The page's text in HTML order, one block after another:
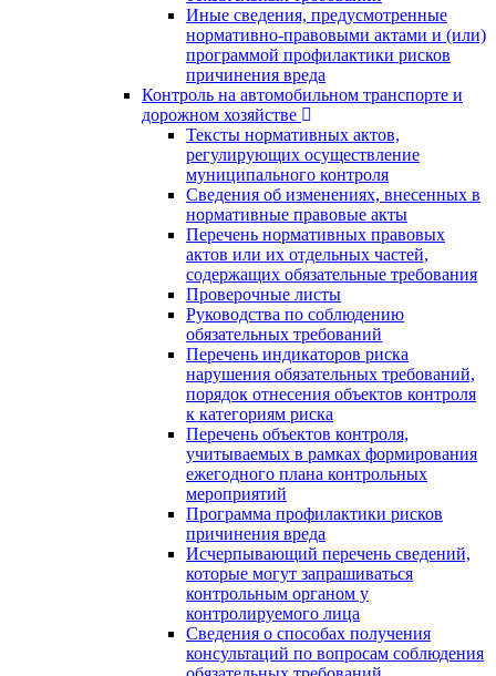
Иные сведения, предусмотренные
нормативно-правовыми актами и (или)
программой профилактики рисков
причинения вреда
Контроль на автомобильном транспорте и
дорожном хозяйстве
Тексты нормативных актов,
регулирующих осуществление
муниципального контроля
Сведения об изменениях, внесенных в
нормативные правовые акты
Перечень нормативных правовых
актов или их отдельных частей,
содержащих обязательные требования
Проверочные листы
Руководства по соблюдению
обязательных требований
Перечень индикаторов риска
нарушения обязательных требований,
порядок отнесения объектов контроля
к категориям риска
Перечень объектов контроля,
учитываемых в рамках формирования
ежегодного плана контрольных
мероприятий
Программа профилактики рисков
причинения вреда
Исчерпывающий перечень сведений,
которые могут запрашиваться
контрольным органом у
контролируемого лица
Сведения о способах получения
консультаций по вопросам соблюдения